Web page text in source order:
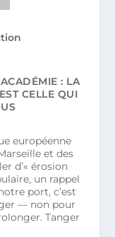
: LA
CELLE QUI
européenne
et des
d’« érosion
un rappel
port, c’est
— non pour
Tanger